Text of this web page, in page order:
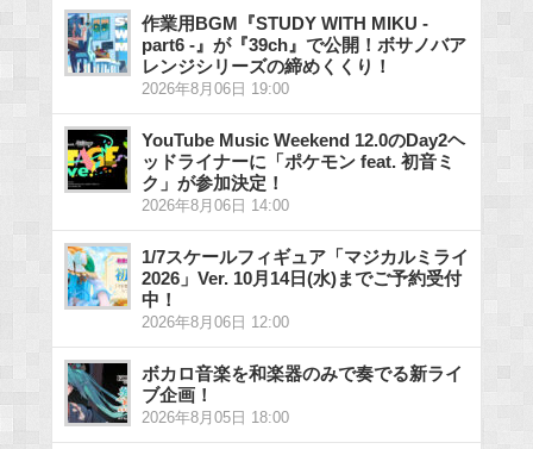
作業用BGM『STUDY WITH MIKU -
part6 -』が『39ch』で公開！ボサノバア
レンジシリーズの締めくくり！
2026年8月06日 19:00
YouTube Music Weekend 12.0のDay2ヘ
ッドライナーに「ポケモン feat. 初音ミ
ク」が参加決定！
2026年8月06日 14:00
1/7スケールフィギュア「マジカルミライ
2026」Ver. 10月14日(水)までご予約受付
中！
2026年8月06日 12:00
ボカロ音楽を和楽器のみで奏でる新ライ
ブ企画！
2026年8月05日 18:00